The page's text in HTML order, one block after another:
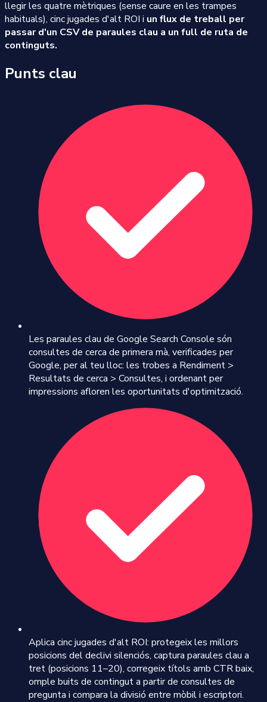
llegir les quatre mètriques (sense caure en les trampes
habituals), cinc jugades d'alt ROI i un flux de treball per
passar d'un CSV de paraules clau a un full de ruta de
continguts.
Punts clau
Les paraules clau de Google Search Console són
consultes de cerca de primera mà, verificades per
Google, per al teu lloc: les trobes a Rendiment >
Resultats de cerca > Consultes, i ordenant per
impressions afloren les oportunitats d'optimització.
Aplica cinc jugades d'alt ROI: protegeix les millors
posicions del declivi silenciós, captura paraules clau a
tret (posicions 11–20), corregeix títols amb CTR baix,
omple buits de contingut a partir de consultes de
pregunta i compara la divisió entre mòbil i escriptori.